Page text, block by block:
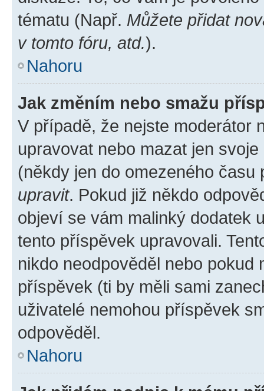
tématu (Např. Můžete přidat
v tomto fóru, atd.).
Nahoru
Jak změním nebo smažu
V případě, že nejste moderátor
upravovat nebo mazat jen
(někdy jen do omezeného
upravit. Pokud již někdo
objeví se vám malinký dodatek
tento příspěvek upravovali.
nikdo neodpověděl nebo pokud
příspěvek (ti by měli sami
uživatelé nemohou příspěvek
odpověděl.
Nahoru